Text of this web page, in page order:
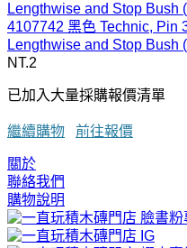
4107742 黑色 Technic, Pin
Lengthwise and Stop Bush
NT.2
已加入大量採購報價清單
繼續購物 前往報價
關於
聯絡我們
購物說明